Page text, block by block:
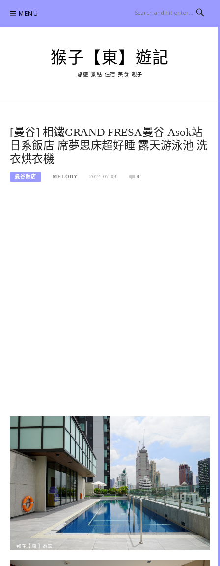
content
MENU
猴子【東】遊記
旅遊 景點 住宿 美食 親子
[曼谷] 相鐵GRAND FRESA曼谷 Asok站
日系飯店 席夢思床超好睡 露天游泳池 洗
衣烘衣機
曼谷飯店 MELODY 2024-07-03 0